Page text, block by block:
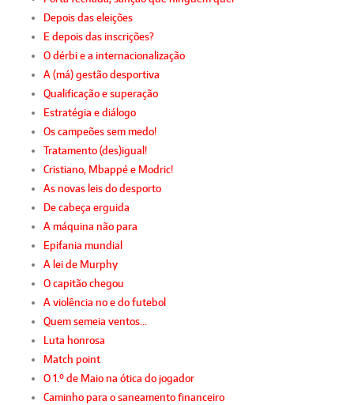
Depois das eleições
E depois das inscrições?
O dérbi e a internacionalização
A (má) gestão desportiva
Qualificação e superação
Estratégia e diálogo
Os campeões sem medo!
Tratamento (des)igual!
Cristiano, Mbappé e Modric!
As novas leis do desporto
De cabeça erguida
A máquina não para
Epifania mundial
A lei de Murphy
O capitão chegou
A violência no e do futebol
Quem semeia ventos…
Luta honrosa
Match point
O 1.º de Maio na ótica do jogador
Caminho para o saneamento financeiro